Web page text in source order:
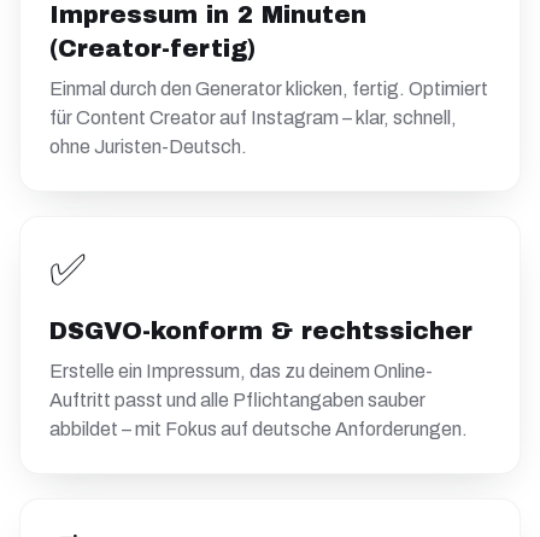
Impressum in 2 Minuten
(Creator-fertig)
Einmal durch den Generator klicken, fertig. Optimiert
für Content Creator auf Instagram – klar, schnell,
ohne Juristen-Deutsch.
✅
DSGVO-konform & rechtssicher
Erstelle ein Impressum, das zu deinem Online-
Auftritt passt und alle Pflichtangaben sauber
abbildet – mit Fokus auf deutsche Anforderungen.